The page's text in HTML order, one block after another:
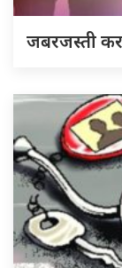
जबरजस्ती